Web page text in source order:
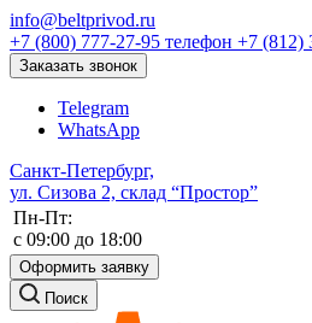
info@beltprivod.ru
+7 (800) 777-27-95 телефон +7 (812)
Заказать звонок
Telegram
WhatsApp
Санкт-Петербург,
ул. Сизова 2, склад “Простор”
Пн-Пт:
c 09:00 до 18:00
Оформить заявку
Поиск